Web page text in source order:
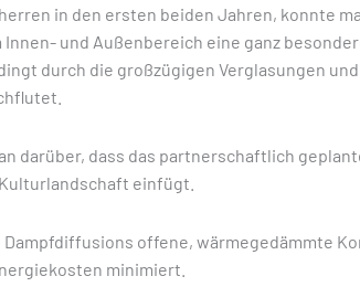
in den ersten beiden Jahren, konnte
Innen- und Außenbereich eine ganz
durch die großzügigen Verglasungen
darüber, dass das partnerschaftlich
einfügt.
Dampfdiffusions offene, wärmegedämmte
minimiert.